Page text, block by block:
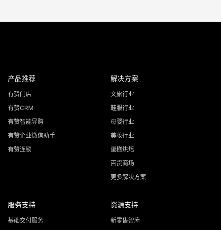
产品推荐
有赞门店
有赞CRM
有赞智能导购
有赞企业微信助手
有赞连锁
解决方案
文旅行业
鞋服行业
母婴行业
美妆行业
蛋糕烘焙
百货商场
更多解决方案
服务支持
基础交付服务
资源支持
新零售智库